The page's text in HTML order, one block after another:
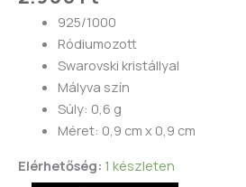
925/1000
Ródiumozott
Swarovski kristállyal
Mályva szín
Súly: 0,6 g
Méret: 0,9 cm x 0,9 cm
Elérhetőség: 1 készleten